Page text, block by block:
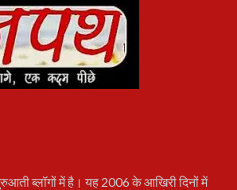
ब्लॉगों में है। यह 2006 के आखिरी दिनों में